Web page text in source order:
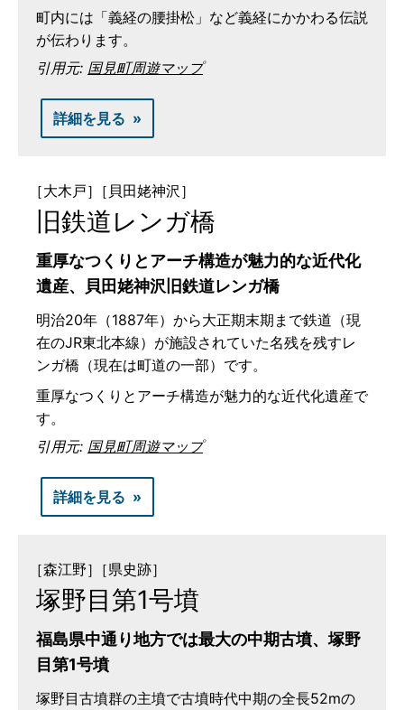
町内には「義経の腰掛松」など義経にかかわる伝説
が伝わります。
引用元: 国見町周遊マップ
詳細を見る
［大木戸］ ［貝田姥神沢］
旧鉄道レンガ橋
重厚なつくりとアーチ構造が魅力的な近代化
遺産、貝田姥神沢旧鉄道レンガ橋
明治20年（1887年）から大正期末期まで鉄道（現
在のJR東北本線）が施設されていた名残を残すレ
ンガ橋（現在は町道の一部）です。
重厚なつくりとアーチ構造が魅力的な近代化遺産で
す。
引用元: 国見町周遊マップ
詳細を見る
［森江野］ ［県史跡］
塚野目第1号墳
福島県中通り地方では最大の中期古墳、塚野
目第1号墳
塚野目古墳群の主墳で古墳時代中期の全長52mの